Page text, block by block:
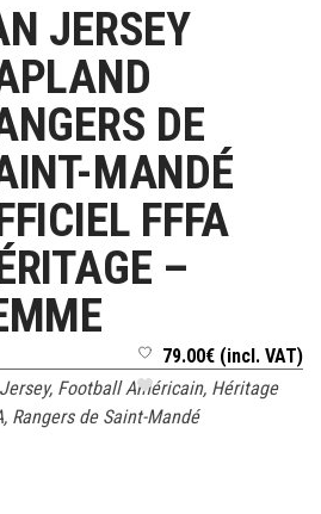
CHOIX DES OPTIONS
JERSEY
DE
MANDÉ
FFFA
–
79.00€ (incl. VAT)
, Football Américain, Héritage
, Rangers de Saint-Mandé